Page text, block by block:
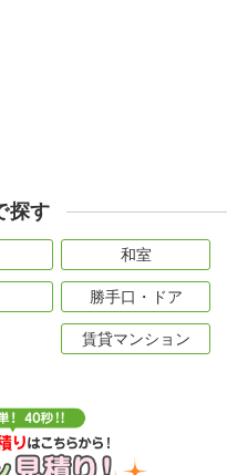
探す
和室
勝手口・ドア
賃貸マンション